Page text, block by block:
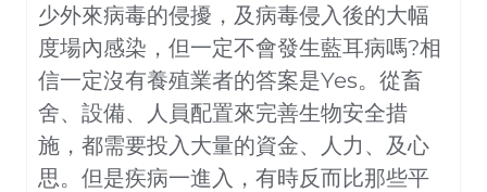
少外來病毒的侵擾，及病毒侵入後的大幅
度場內感染，但一定不會發生藍耳病嗎?相
信一定沒有養殖業者的答案是Yes。從畜
舍、設備、人員配置來完善生物安全措
施，都需要投入大量的資金、人力、及心
思。但是疾病一進入，有時反而比那些平